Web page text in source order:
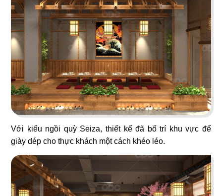
Với kiểu ngồi quỳ Seiza, thiết kế đã bố trí khu vực để
giày dép cho thực khách một cách khéo léo.
63
CHARM
Bistro & Cafe
64
A MÀ KITCHEN
Nhà hàng Hongkong
65
CAFE 1987
Cafe sân vườn
NGUYÊN SINH EST.1942
Bistro